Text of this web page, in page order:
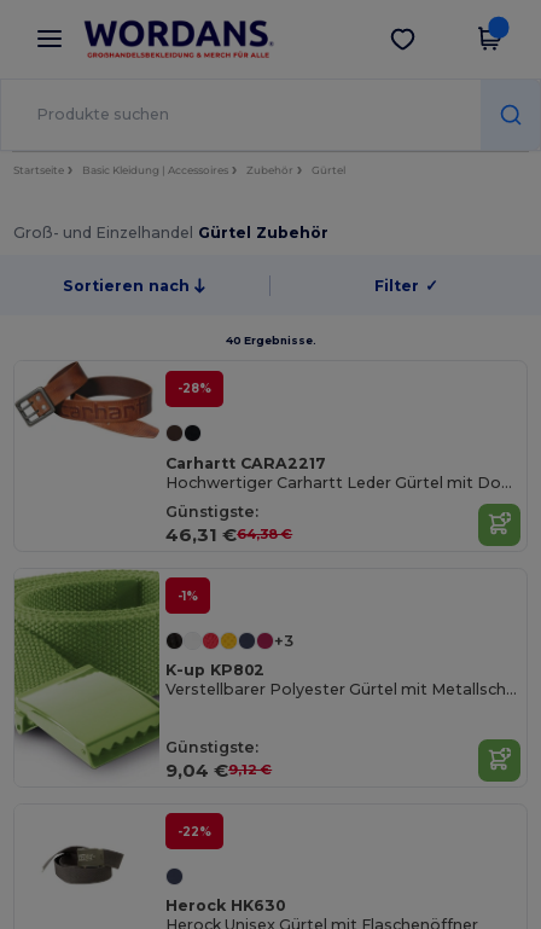
× Wordans App
Bessere Preise in der App!
App holen
Startseite Basic Kleidung | Accessoires Zubehör Gürtel
Groß- und Einzelhandel Gürtel Zubehör
Sortieren nach Filter ✓
40 Ergebnisse.
-28%
Carhartt CARA2217
Hochwertiger Carhartt Leder Gürtel mit Doppel Dornschließe
Günstigste:
46,31 €64,38 €
-1%
+3
K-up KP802
Verstellbarer Polyester Gürtel mit Metallschnalle
Günstigste:
9,04 €9,12 €
-22%
Herock HK630
Herock Unisex Gürtel mit Flaschenöffner